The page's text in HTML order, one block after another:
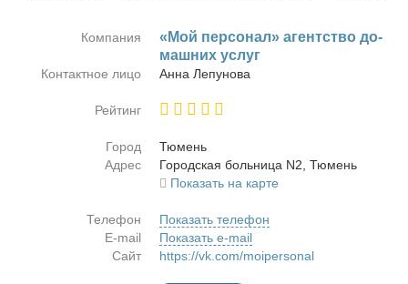
Компания
«Мой пер­со­нал» агент­ство до­
маш­них услуг
Контактное лицо Ан­на Ле­пу­но­ва
Рейтинг
Город
Тю­мень
Адрес
Го­род­ская боль­ни­ца N2, Тю­мень
Показать на карте
Телефон
Показать телефон
E-mail
Показать e-mail
Сайт
https://vk.com/moipersonal